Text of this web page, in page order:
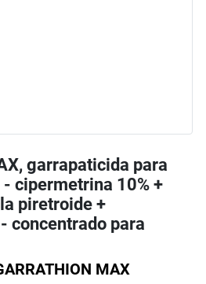
garrapaticida para
- cipermetrina 10% +
piretroide +
concentrado para
MAX